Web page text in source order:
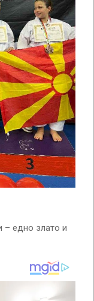
– едно злато и